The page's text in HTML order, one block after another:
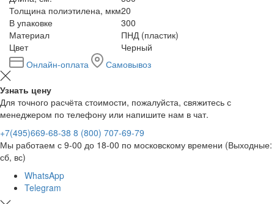
Толщина полиэтилена, мкм20
В упаковке
300
Материал
ПНД (пластик)
Цвет
Черный
Онлайн-оплата
Самовывоз
Узнать цену
Для точного расчёта стоимости, пожалуйста, свяжитесь с
менеджером по телефону или напишите нам в чат.
+7(495)669-68-38 8 (800) 707-69-79
Мы работаем с 9-00 до 18-00 по московскому времени (Выходные:
сб, вс)
WhatsApp
Telegram